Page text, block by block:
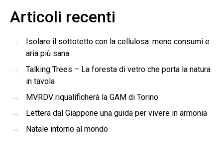
Articoli recenti
Isolare il sottotetto con la cellulosa: meno consumi e
aria più sana
Talking Trees – La foresta di vetro che porta la natura
in tavola
MVRDV riqualificherà la GAM di Torino
Lettera dal Giappone una guida per vivere in armonia
Natale intorno al mondo